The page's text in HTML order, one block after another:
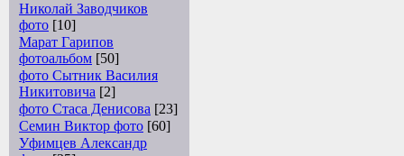
Николай Заводчиков
фото [10]
Марат Гарипов
фотоальбом [50]
фото Сытник Василия
Никитовича [2]
фото Стаса Денисова [23]
Семин Виктор фото [60]
Уфимцев Александр